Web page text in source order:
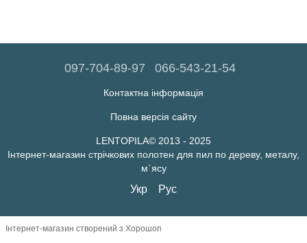
097-704-89-97 066-543-21-54
Контактна інформація
Повна версія сайту
LENTOPILA© 2013 - 2025
Інтернет-магазин стрічкових полотен для пил по дереву, металу,
м`ясу
Укр Рус
Інтернет-магазин створений з Хорошоп